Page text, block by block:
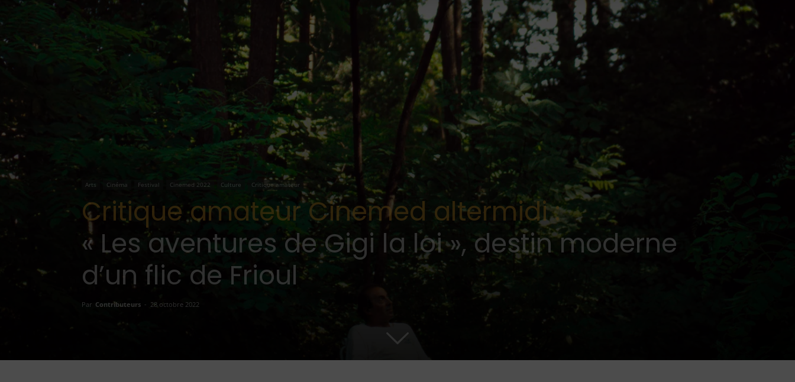
Arts Cinéma Festival Cinemed 2022 Culture Critique amateur
Critique amateur Cinemed altermidi :
« Les aventures de Gigi la loi », destin moderne
d’un flic de Frioul
Par Contributeurs - 28 octobre 2022